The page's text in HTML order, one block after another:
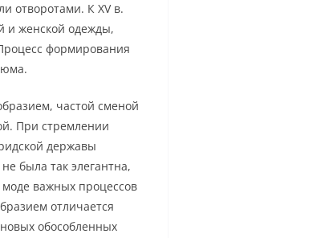
отворотами. К XV в.
и женской одeжды,
формирования
частой сменой
При стремлении
державы
была так элегантна,
важных процессов
отличается
обособленных